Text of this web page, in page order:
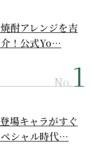
酎アレンジを吉
！公式Yo…
No.
場キャラがすぐ
シャル時代…